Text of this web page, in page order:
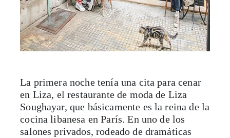
La primera noche tenía una cita para cenar
en Liza, el restaurante de moda de Liza
Soughayar, que básicamente es la reina de la
cocina libanesa en París. En uno de los
salones privados, rodeado de dramáticas